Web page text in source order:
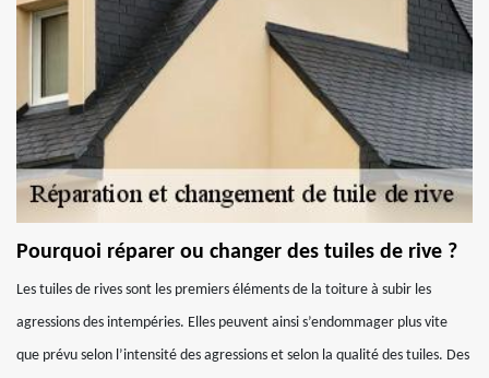
Pourquoi réparer ou changer des tuiles de rive ?
Les tuiles de rives sont les premiers éléments de la toiture à subir les
agressions des intempéries. Elles peuvent ainsi s’endommager plus vite
que prévu selon l’intensité des agressions et selon la qualité des tuiles. Des